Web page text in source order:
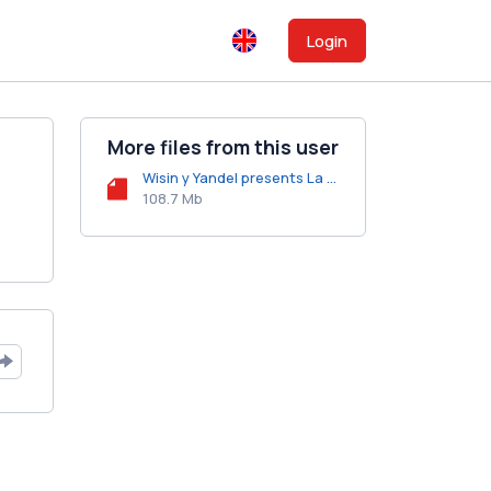
Login
More files from this user
Wisin y Yandel presents La Mente Maestra (2008).zip
108.7 Mb